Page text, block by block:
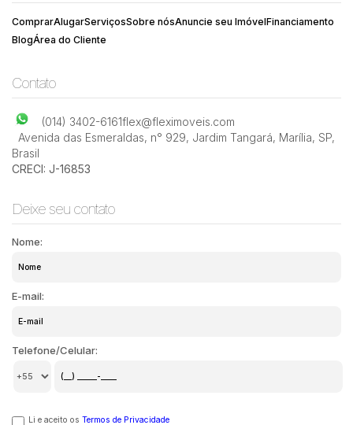
ComprarAlugarServiçosSobre nósAnuncie seu ImóvelFinanciamento
BlogÁrea do Cliente
Contato
(014) 3402-6161flex@fleximoveis.com
Avenida das Esmeraldas, n° 929, Jardim Tangará, Marília, SP,
Brasil
CRECI: J-16853
Deixe seu contato
Nome:
E-mail:
Telefone/Celular:
Li e aceito os Termos de Privacidade